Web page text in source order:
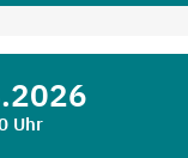
Uhr